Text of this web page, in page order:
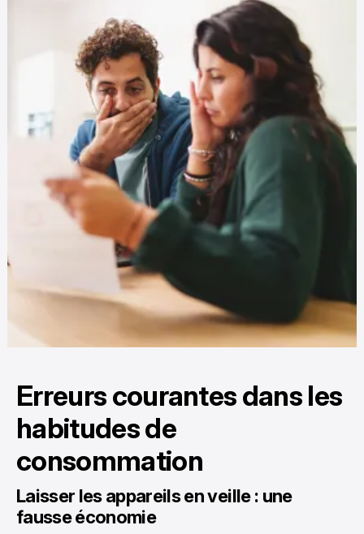
Erreurs courantes dans les
habitudes de
consommation
Laisser les appareils en veille : une
fausse économie